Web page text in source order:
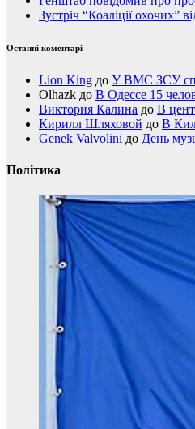
Зустріч “Коаліції охочих”
Останні коментарі
Lion King до У ВМС ЗСУ
Olhazk до В Одессе 15
Виктория Калина до В
Кирилл Шляховой до В
Genek Valvolini до День
Політика